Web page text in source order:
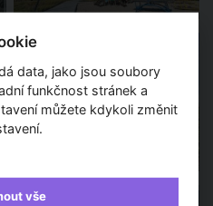
data, jako jsou soubory
funkčnost stránek a
můžete kdykoli změnit
vše